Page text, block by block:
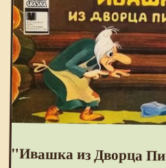
"Ивашка из Дворца